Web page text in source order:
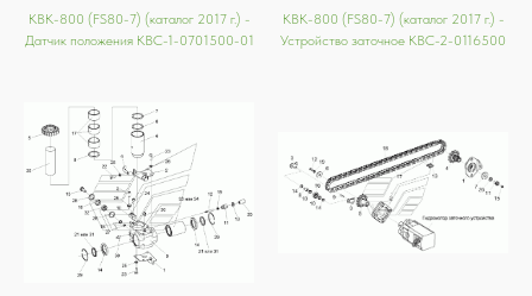
КВК-800 (FS80-7) (каталог 2017 г.) -
Датчик положения КВС-1-0701500-01
КВК-800 (FS80-7) (каталог 2017 г.) -
Устройство заточное КВС-2-0116500